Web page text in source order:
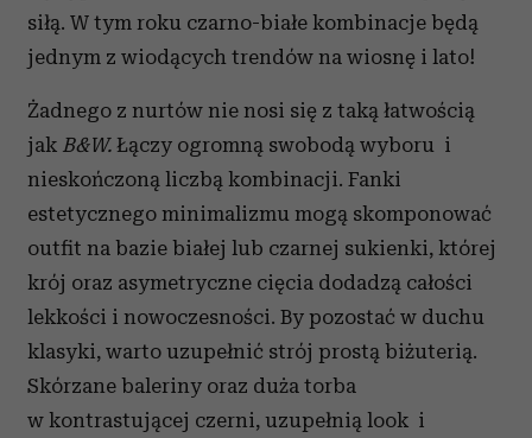
siłą. W tym roku czarno-białe kombinacje będą
jednym z wiodących trendów na wiosnę i lato!
Żadnego z nurtów nie nosi się z taką łatwością
jak B&W. Łączy ogromną swobodą wyboru i
nieskończoną liczbą kombinacji. Fanki
estetycznego minimalizmu mogą skomponować
outfit na bazie białej lub czarnej sukienki, której
krój oraz asymetryczne cięcia dodadzą całości
lekkości i nowoczesności. By pozostać w duchu
klasyki, warto uzupełnić strój prostą biżuterią.
Skórzane baleriny oraz duża torba
w kontrastującej czerni, uzupełnią look i